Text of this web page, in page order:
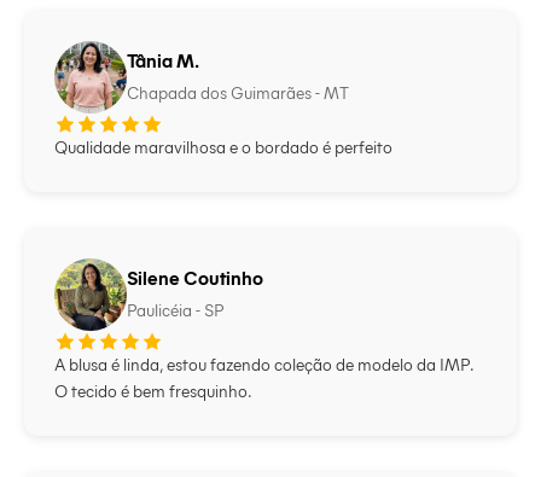
Tânia M.
Chapada dos Guimarães - MT
Qualidade maravilhosa e o bordado é perfeito
Silene Coutinho
Paulicéia - SP
A blusa é linda, estou fazendo coleção de modelo da IMP.
O tecido é bem fresquinho.